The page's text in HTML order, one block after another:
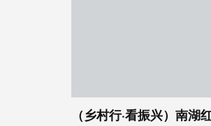
（乡村行·看振兴）南湖